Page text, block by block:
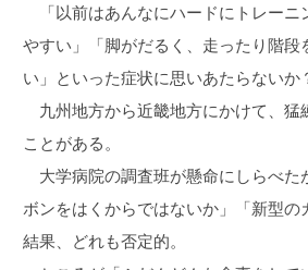
「以前はあんなにハードにトレーニ
やすい」「脚がだるく、走ったり階
い」といった症状に思いあたらないか
九州地方から近畿地方にかけて、猛
ことがある。
大学病院の調査班が懸命にしらべた
ボンをはくからではないか」「新型
結果、どれも否定的。